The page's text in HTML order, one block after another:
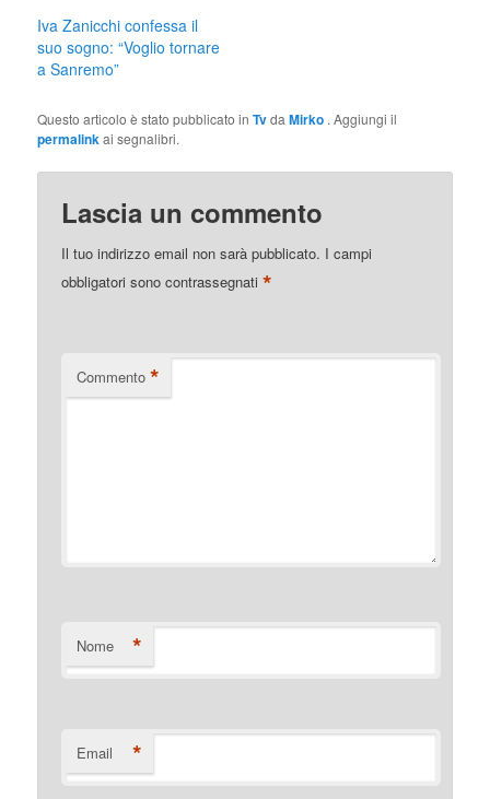
Iva Zanicchi confessa il
suo sogno: “Voglio tornare
a Sanremo”
Questo articolo è stato pubblicato inTvdaMirko . Aggiungi il
permalinkai segnalibri.
Lascia un commento
Il tuo indirizzo email non sarà pubblicato. I campi
obbligatori sono contrassegnati*
Commento *
Nome *
Email *